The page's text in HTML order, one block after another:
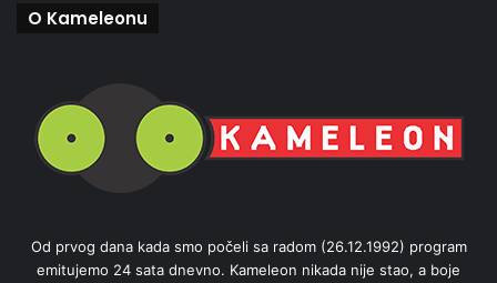
O Kameleonu
Od prvog dana kada smo počeli sa radom (26.12.1992) program
emitujemo 24 sata dnevno. Kameleon nikada nije stao, a boje